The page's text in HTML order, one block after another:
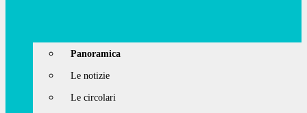
Panoramica
Le notizie
Le circolari